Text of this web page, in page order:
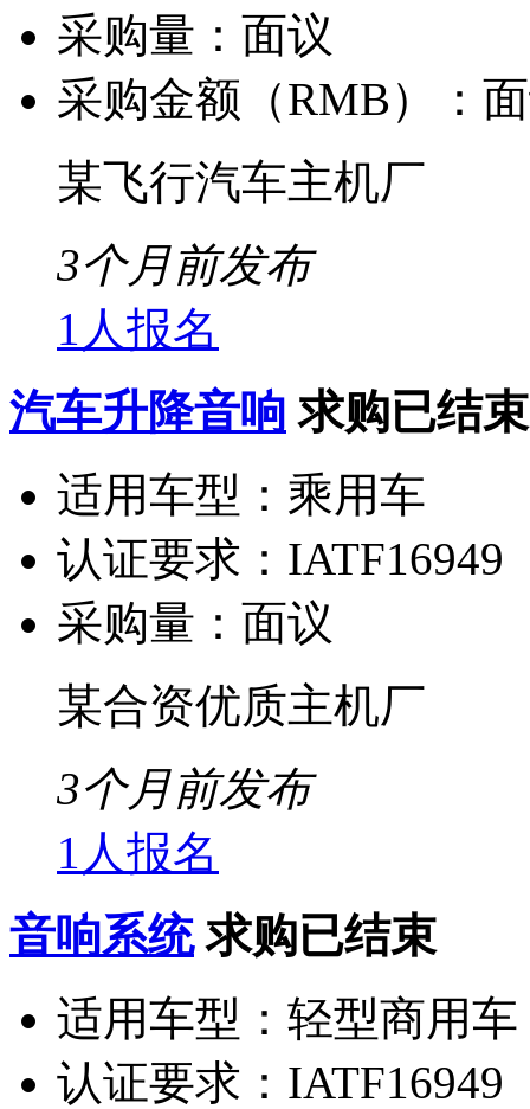
采购量： 面议
采购金额（RMB）：
某飞行汽车主机厂
3个月前发布
1人报名
汽车升降音响 求购已结束
适用车型： 乘用车
认证要求： IATF16949
采购量： 面议
某合资优质主机厂
3个月前发布
1人报名
音响系统 求购已结束
适用车型： 轻型商用车
认证要求： IATF16949